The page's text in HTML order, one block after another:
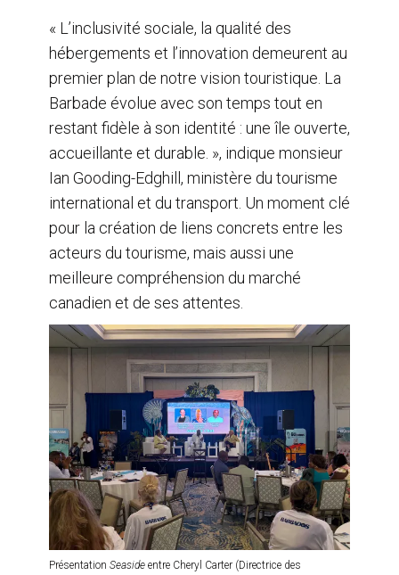
« L’inclusivité sociale, la qualité des
hébergements et l’innovation demeurent au
premier plan de notre vision touristique. La
Barbade évolue avec son temps tout en
restant fidèle à son identité : une île ouverte,
accueillante et durable. », indique monsieur
Ian Gooding-Edghill, ministère du tourisme
international et du transport. Un moment clé
pour la création de liens concrets entre les
acteurs du tourisme, mais aussi une
meilleure compréhension du marché
canadien et de ses attentes.
Présentation Seaside entre Cheryl Carter (Directrice des